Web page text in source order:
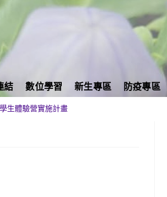
結 數位學習 新生專區 防疫專區
生體驗營實施計畫